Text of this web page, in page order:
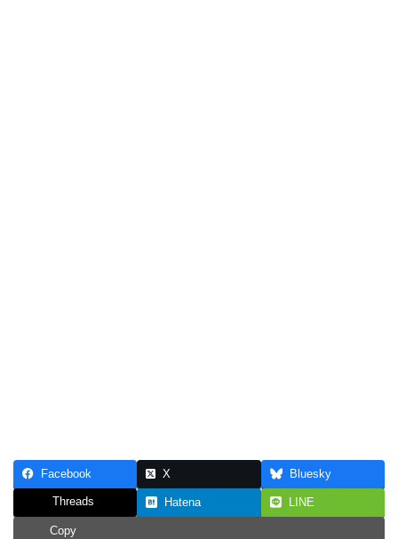
Facebook X Bluesky
Threads Hatena LINE
Copy